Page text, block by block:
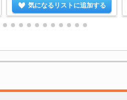
気になるリストに追加する